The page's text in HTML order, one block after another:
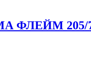
ФЛЕЙМ 205/